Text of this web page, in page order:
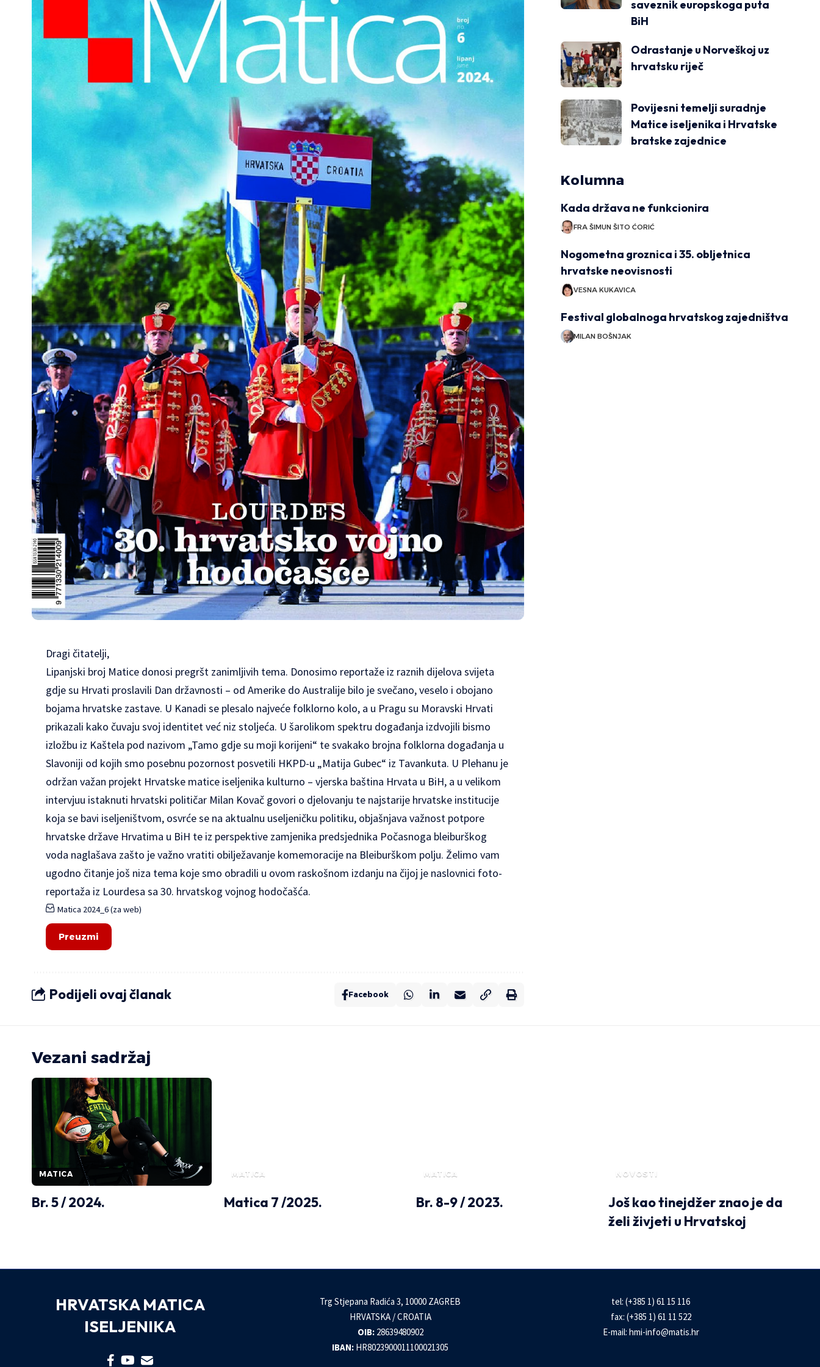
Dragi čitatelji,
Lipanjski broj Matice donosi pregršt zanimljivih tema. Donosimo reportaže iz raznih dijelova svijeta
gdje su Hrvati proslavili Dan državnosti – od Amerike do Australije bilo je svečano, veselo i obojano
bojama hrvatske zastave. U Kanadi se plesalo najveće folklorno kolo, a u Pragu su Moravski Hrvati
prikazali kako čuvaju svoj identitet već niz stoljeća. U šarolikom spektru događanja izdvojili bismo
izložbu iz Kaštela pod nazivom „Tamo gdje su moji korijeni“ te svakako brojna folklorna događanja u
Slavoniji od kojih smo posebnu pozornost posvetili HKPD-u „Matija Gubec“ iz Tavankuta. U Plehanu je
održan važan projekt Hrvatske matice iseljenika kulturno – vjerska baština Hrvata u BiH, a u velikom
intervjuu istaknuti hrvatski političar Milan Kovač govori o djelovanju te najstarije hrvatske institucije
koja se bavi iseljeništvom, osvrće se na aktualnu useljeničku politiku, objašnjava važnost potpore
hrvatske države Hrvatima u BiH te iz perspektive zamjenika predsjednika Počasnoga bleiburškog
voda naglašava zašto je važno vratiti obilježavanje komemoracije na Bleiburškom polju. Želimo vam
ugodno čitanje još niza tema koje smo obradili u ovom raskošnom izdanju na čijoj je naslovnici foto-
reportaža iz Lourdesa sa 30. hrvatskog vojnog hodočašća.
Matica 2024_6 (za web)
Preuzmi
Podijeli ovaj članak Facebook
saveznik europskoga puta
BiH
Odrastanje u Norveškoj uz
hrvatsku riječ
Povijesni temelji suradnje
Matice iseljenika i Hrvatske
bratske zajednice
Kolumna
Kada država ne funkcionira
FRA ŠIMUN ŠITO ĆORIĆ
Nogometna groznica i 35. obljetnica
hrvatske neovisnosti
VESNA KUKAVICA
Festival globalnoga hrvatskog zajedništva
MILAN BOŠNJAK
Vezani sadržaj
MATICA
Br. 5 / 2024.
MATICA
Matica 7 /2025.
MATICA
Br. 8-9 / 2023.
NOVOSTI
Još kao tinejdžer znao je da
želi živjeti u Hrvatskoj
HRVATSKA MATICA
ISELJENIKA
Trg Stjepana Radića 3, 10000 ZAGREB
HRVATSKA / CROATIA
OIB:28639480902
IBAN: HR8023900011100021305
tel: (+385 1) 61 15 116
fax: (+385 1) 61 11 522
E-mail: hmi-info@matis.hr